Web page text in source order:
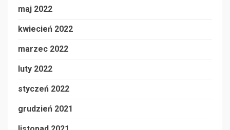
maj 2022
kwiecień 2022
marzec 2022
luty 2022
styczeń 2022
grudzień 2021